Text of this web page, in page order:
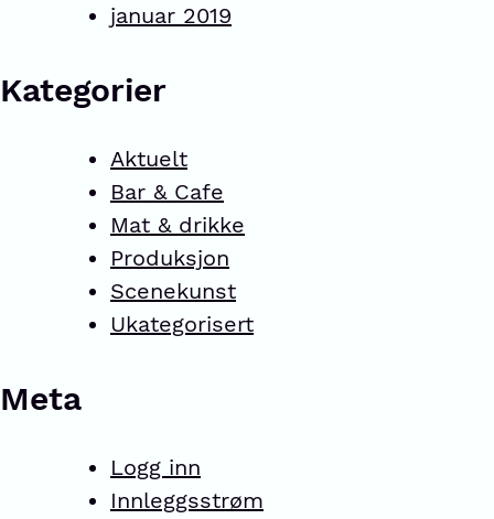
januar 2019
Kategorier
Aktuelt
Bar & Cafe
Mat & drikke
Produksjon
Scenekunst
Ukategorisert
Meta
Logg inn
Innleggsstrøm